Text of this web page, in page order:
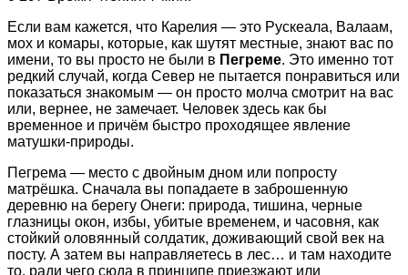
Если вам кажется, что Карелия — это Рускеала, Валаам,
мох и комары, которые, как шутят местные, знают вас по
имени, то вы просто не были в Пегреме. Это именно тот
редкий случай, когда Север не пытается понравиться или
показаться знакомым — он просто молча смотрит на вас
или, вернее, не замечает. Человек здесь как бы
временное и причём быстро проходящее явление
матушки-природы.
Пегрема — место с двойным дном или попросту
матрёшка. Сначала вы попадаете в заброшенную
деревню на берегу Онеги: природа, тишина, черные
глазницы окон, избы, убитые временем, и часовня, как
стойкий оловянный солдатик, доживающий свой век на
посту. А затем вы направляетесь в лес… и там находите
то, ради чего сюда в принципе приезжают или